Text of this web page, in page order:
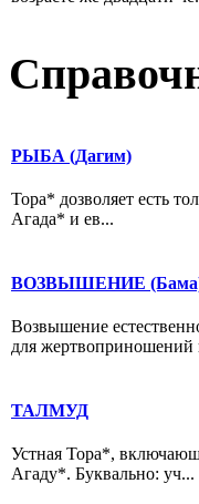
РЫБА (Дагим)
Тора* дозволяет есть
Агада* и ев...
ВОЗВЫШЕНИЕ
Возвышение
для жертвоприношений
ТАЛМУД
Устная Тора*,
Агаду*. Буквально: уч...